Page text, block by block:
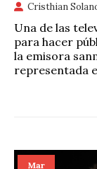
Cristhian
Una de las
para hacer
la emisora
representada
Mar